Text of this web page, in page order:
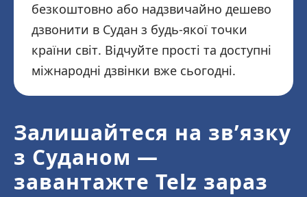
безкоштовно або надзвичайно дешево
дзвонити в Судан з будь-якої точки
країни світ. Відчуйте прості та доступні
міжнародні дзвінки вже сьогодні.
Залишайтеся на зв’язку
з Суданом —
завантажте Telz зараз